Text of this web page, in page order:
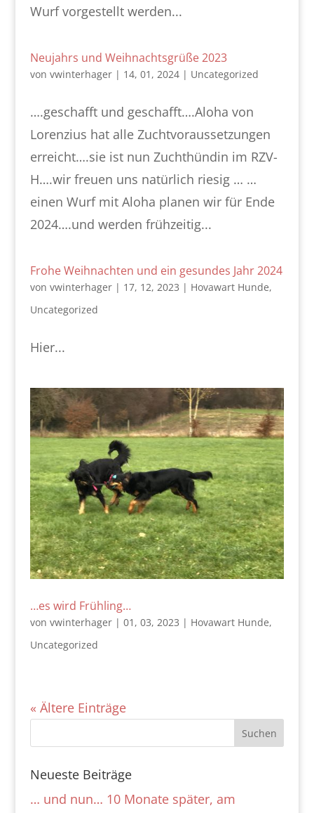
Wurf vorgestellt werden...
Neujahrs und Weihnachtsgrüße 2023
von vwinterhager| 14, 01, 2024| Uncategorized
….geschafft und geschafft….Aloha von
Lorenzius hat alle Zuchtvoraussetzungen
erreicht….sie ist nun Zuchthündin im RZV-
H….wir freuen uns natürlich riesig … …
einen Wurf mit Aloha planen wir für Ende
2024….und werden frühzeitig...
Frohe Weihnachten und ein gesundes Jahr 2024
von vwinterhager| 17, 12, 2023 | Hovawart Hunde,
Uncategorized
Hier...
…es wird Frühling…
von vwinterhager| 01, 03, 2023 | Hovawart Hunde,
Uncategorized
« Ältere Einträge
Neueste Beiträge
… und nun… 10 Monate später, am